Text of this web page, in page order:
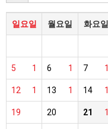
일요일 월요일 화요일
1
5 1
6 1
7
1
12 1
13 1
14
19 20 1
21